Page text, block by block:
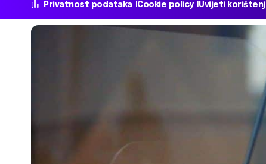
Privatnost podataka Cookie policy Uvijeti